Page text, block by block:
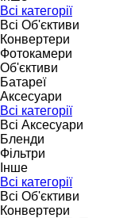
Всі категорії
Всі Об'єктиви
Конвертери
Фотокамери
Об'єктиви
Батареї
Аксесуари
Всі категорії
Всі Аксесуари
Бленди
Фільтри
Інше
Всі категорії
Всі Об'єктиви
Конвертери